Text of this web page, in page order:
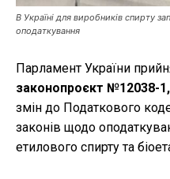
Ми в соц.
В Україні для виробників спирту
оподаткування
Парламент України
законопроєкт №12038-1,
змін до Податкового
законів щодо
етилового спирту та